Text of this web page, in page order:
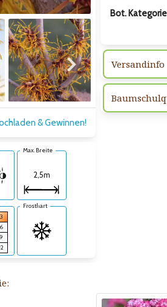
Zum nächsten Bild
& Gewinnen!
Max. Breite
2,5m
3
6
9
Frosthart
Bot.
Versandinfo